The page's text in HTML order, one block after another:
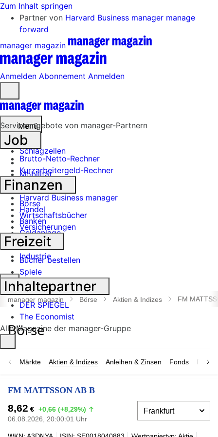
Zum Inhalt springen
Partner von Harvard Business manager manage
forward
manager magazin
Anmelden Abonnement Anmelden
öffnen
Menü
Schlagzeilen
Mobilität
Tech
Harvard Business manager
Handel
Banken
Geldanlage
Börse
Industrie
Suche
öffnen
manager magazin Börse Aktien & Indizes FM
Märkte Aktien & Indizes Anleihen & Zinsen Fonds
FM MATTSSON AB B
8,62 € +0,66 (+8,29%)
06.08.2026, 20:00:01 Uhr
Serviceangebote von manager-Partnern
Job
Brutto-Netto-Rechner
Kurzarbeitergeld-Rechner
Finanzen
Börse
Wirtschaftsbücher
Versicherungen
Freizeit
Bücher bestellen
Spiele
Inhaltepartner
DER SPIEGEL
The Economist
Alle Magazine der manager-Gruppe